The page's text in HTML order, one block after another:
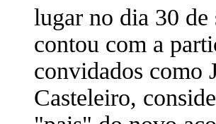
lugar no dia 30 de
contou com a
convidados como
Casteleiro,